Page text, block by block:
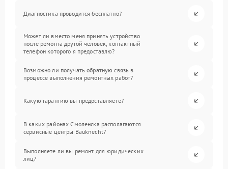
Диагностика проводится бесплатно?
Может ли вместо меня принять устройство
после ремонта другой человек, контактный
телефон которого я предоставлю?
Возможно ли получать обратную связь в
процессе выполнения ремонтных работ?
Какую гарантию вы предоставляете?
В каких районах Смоленска располагаются
сервисные центры Bauknecht?
Выполняете ли вы ремонт для юридических
лиц?